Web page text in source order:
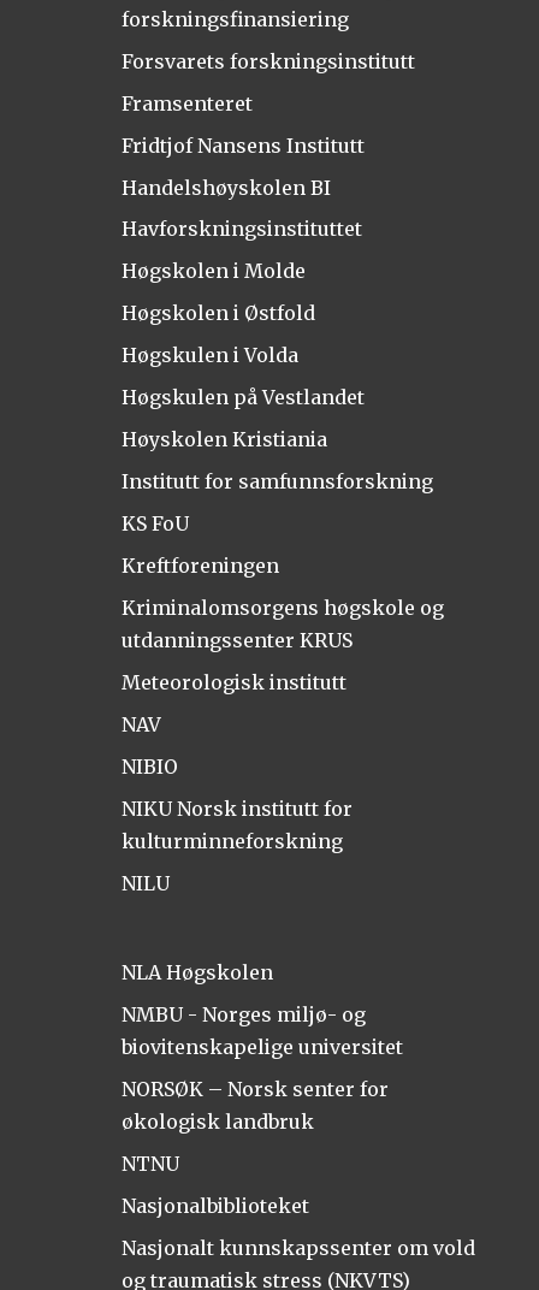
forskningsfinansiering
Forsvarets forskningsinstitutt
Framsenteret
Fridtjof Nansens Institutt
Handelshøyskolen BI
Havforskningsinstituttet
Høgskolen i Molde
Høgskolen i Østfold
Høgskulen i Volda
Høgskulen på Vestlandet
Høyskolen Kristiania
Institutt for samfunnsforskning
KS FoU
Kreftforeningen
Kriminalomsorgens høgskole og
utdanningssenter KRUS
Meteorologisk institutt
NAV
NIBIO
NIKU Norsk institutt for
kulturminneforskning
NILU
NLA Høgskolen
NMBU - Norges miljø- og
biovitenskapelige universitet
NORSØK – Norsk senter for
økologisk landbruk
NTNU
Nasjonalbiblioteket
Nasjonalt kunnskapssenter om vold
og traumatisk stress (NKVTS)